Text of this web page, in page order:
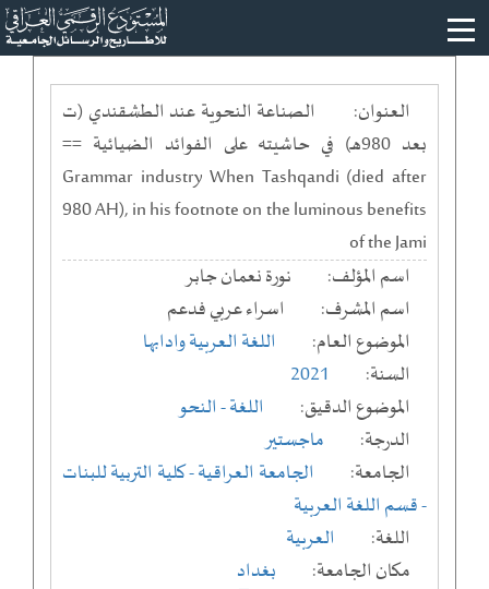
العنوان:
الصناعة النحوية عند الطشقندي (ت
بعد 980هـ) في حاشيته على الفوائد الضيائية ==
Grammar industry When Tashqandi (died after
980 AH), in his footnote on the luminous benefits
of the Jami
اسم المؤلف:
نورة نعمان جابر
اسم المشرف:
اسراء عربي فدعم
الموضوع العام:
اللغة العربية وادابها
السنة:
2021
الموضوع الدقيق:
اللغة - النحو
الدرجة:
ماجستير
الجامعة:
الجامعة العراقية- كلية التربية للبنات
- قسم اللغة العربية
اللغة:
العربية
مكان الجامعة:
بغداد